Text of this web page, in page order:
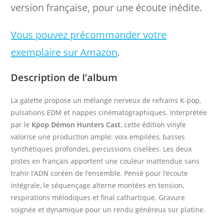
version française, pour une écoute inédite.
Vous pouvez précommander votre
exemplaire sur Amazon.
Description de l’album
La galette propose un mélange nerveux de refrains K‑pop,
pulsations EDM et nappes cinématographiques. Interprétée
par le Kpop Démon Hunters Cast, cette édition vinyle
valorise une production ample: voix empilées, basses
synthétiques profondes, percussions ciselées. Les deux
pistes en français apportent une couleur inattendue sans
trahir l’ADN coréen de l’ensemble. Pensé pour l’écoute
intégrale, le séquençage alterne montées en tension,
respirations mélodiques et final cathartique. Gravure
soignée et dynamique pour un rendu généreux sur platine.